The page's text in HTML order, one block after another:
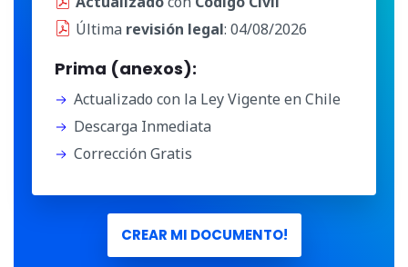
Última revisión legal: 04/08/2026
Prima (anexos):
Actualizado con la Ley Vigente en Chile
Descarga Inmediata
Corrección Gratis
CREAR MI DOCUMENTO!